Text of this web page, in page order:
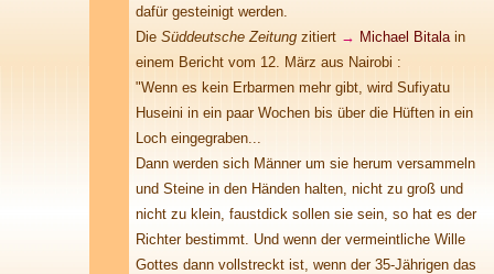
dafür gesteinigt werden.
Die Süddeutsche Zeitung zitiert → Michael Bitalain
einem Bericht vom 12. März aus Nairobi :
"Wenn es kein Erbarmen mehr gibt, wird Sufiyatu
Huseini in ein paar Wochen bis über die Hüften in ein
Loch eingegraben...
Dann werden sich Männer um sie herum versammeln
und Steine in den Händen halten, nicht zu groß und
nicht zu klein, faustdick sollen sie sein, so hat es der
Richter bestimmt. Und wenn der vermeintliche Wille
Gottes dann vollstreckt ist, wenn der 35-Jährigen das